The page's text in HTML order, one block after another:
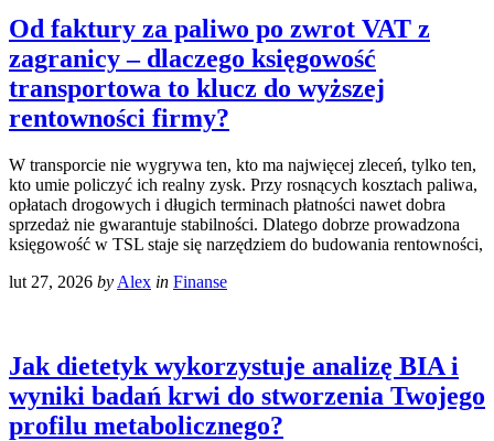
Od faktury za paliwo po zwrot VAT z
zagranicy – dlaczego księgowość
transportowa to klucz do wyższej
rentowności firmy?
W transporcie nie wygrywa ten, kto ma najwięcej zleceń, tylko ten,
kto umie policzyć ich realny zysk. Przy rosnących kosztach paliwa,
opłatach drogowych i długich terminach płatności nawet dobra
sprzedaż nie gwarantuje stabilności. Dlatego dobrze prowadzona
księgowość w TSL staje się narzędziem do budowania rentowności,
lut 27, 2026 by Alex in Finanse
Jak dietetyk wykorzystuje analizę BIA i
wyniki badań krwi do stworzenia Twojego
profilu metabolicznego?